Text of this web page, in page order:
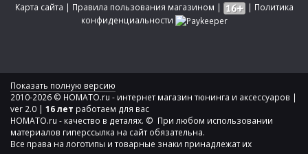
Карта сайта | Правила пользования магазином | | Политика
конфиденциальности
Показать полную версию
2010-2026 © HOMATO.ru - интернет магазин тюнинга и аксессуаров |
ver 2.0 | 16 лет работаем для вас
HOMATO.ru - качество в деталях. © При любом использовании
материалов гиперссылка на сайт обязательна.
Все права на логотипы и товарные знаки принадлежат их